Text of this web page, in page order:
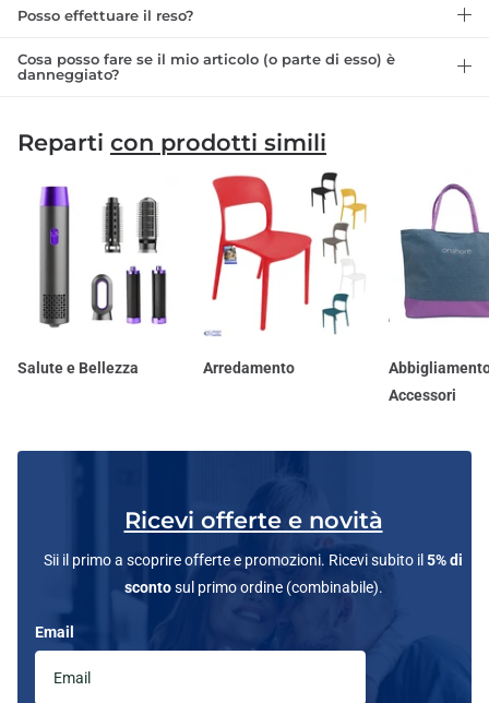
Posso effettuare il reso?
Cosa posso fare se il mio articolo (o parte di esso) è
danneggiato?
Reparti con prodotti simili
Salute e Bellezza Arredamento
Accessori
Ricevi offerte e novità
Sii il primo a scoprire offerte e promozioni. Ricevi subito il 5% di
scontosul primo ordine (combinabile).
Email